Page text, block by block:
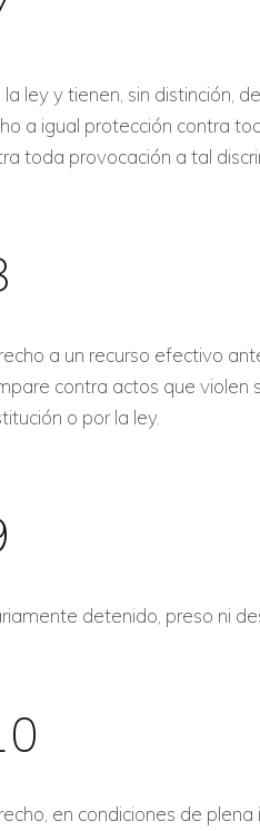
ley y tienen, sin distinción,
a igual protección contra
toda provocación a tal
a un recurso efectivo
contra actos que violen
o por la ley.
detenido, preso ni
en condiciones de plena